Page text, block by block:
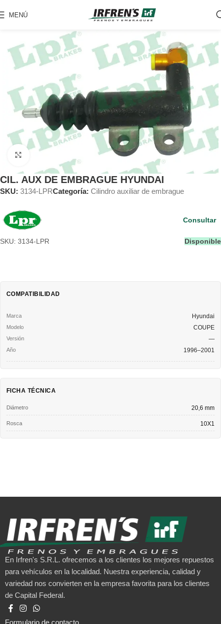
MENÚ
CIL. AUX DE EMBRAGUE HYUNDAI
SKU: 3134-LPRCategoría: Cilindro auxiliar de embrague
SKU: 3134-LPR Disponible
Consultar
COMPATIBILIDAD
Hyundai
COUPE
—
1996–2001
FICHA TÉCNICA
Diámetro 20,6 mm
Rosca 10X1
En Irfren's S.R.L. ofrecemos a los clientes los mejores repuestos
para vehículos en la localidad. Nuestra experiencia, calidad y
variedad nos convierten en la empresa favorita para los clientes
de Capital Federal.